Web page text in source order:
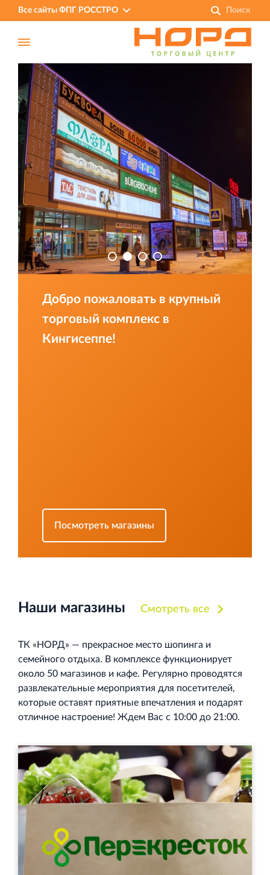
Все сайты ФПГ РОССТРО
Финансово‐промышленная группа РОССТРО
Аренда недвижимости в Санкт‐Петербурге
и Ленинградской области
Кингисепп
Испытательный комплекс ПКТИ
Многофункцинальный испытательный комплекс
Торгово-развлекательный центр Вернисаж в
Современный торговый комплекс в центре города
Кингисепп
Добро пожаловать в крупный
торговый комплекс в
Кингисеппе!
Посмотреть магазины
Наши магазины Смотреть все
ТК «НОРД» — прекрасное место шопинга и
семейного отдыха. В комплексе функционирует
около 50 магазинов и кафе. Регулярно проводятся
развлекательные мероприятия для посетителей,
которые оставят приятные впечатления и подарят
отличное настроение! Ждем Вас с 10:00 до 21:00.